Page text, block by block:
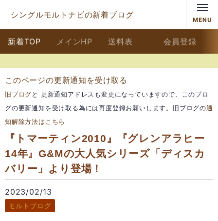
シングルモルトナビの新着ブログ
MENU
新着TOP メインHP 送料表 会員登録
このページの更新通知を受け取る
旧ブログと 更新通知アドレスも変更になっていますので、このブロ
グの更新通知を受け取る為には再度登録お願いします。旧ブログの通
知解除方法はこちら
『トマーティン2010』『グレンアラヒー
14年』G&Mの大人気シリーズ「ディスカ
バリー」より登場！
2023/02/13
モルトブログ